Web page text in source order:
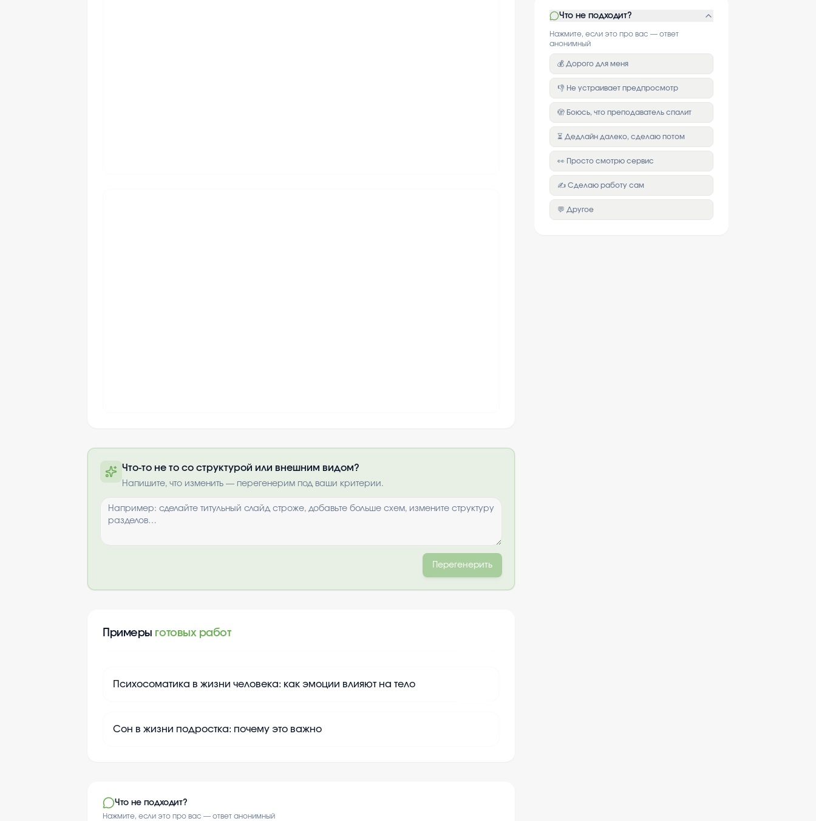
Полную презентацию можно получить по
почте после оплаты
Выбрать опции
Что-то не то со структурой или внешним видом?
Напишите, что изменить — перегенерим под ваши критерии.
Перегенерить
Примеры готовых работ
Психосоматика в жизни человека: как эмоции влияют на тело
Сон в жизни подростка: почему это важно
Что не подходит?
Нажмите, если это про вас — ответ анонимный
Что не подходит?
Нажмите, если это про вас — ответ
анонимный
💰 Дорого для меня
👎 Не устраивает предпросмотр
🫣 Боюсь, что преподаватель спалит
⏳ Дедлайн далеко, сделаю потом
👀 Просто смотрю сервис
✍️ Сделаю работу сам
💬 Другое